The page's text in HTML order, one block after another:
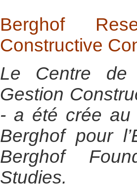
Berghof
Constructive
Le Centre de
Gestion
- a été crée au
Berghof pour
Berghof
Studies.